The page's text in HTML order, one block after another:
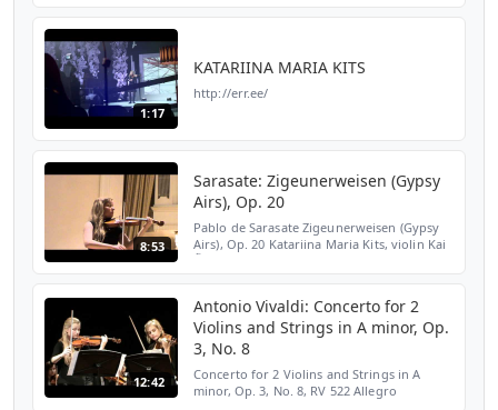
1:17
KATARIINA MARIA KITS
http://err.ee/
8:53
Sarasate: Zigeunerweisen (Gypsy
Airs), Op. 20
Pablo de Sarasate Zigeunerweisen (Gypsy
Airs), Op. 20 Katariina Maria Kits, violin Kai
12:42
Antonio Vivaldi: Concerto for 2
Violins and Strings in A minor, Op.
3, No. 8
Concerto for 2 Violins and Strings in A
minor, Op. 3, No. 8, RV 522 Allegro